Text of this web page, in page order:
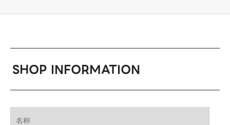
SHOP INFORMATION
名称